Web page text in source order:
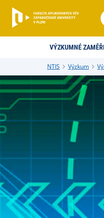
VÝZKUMNÉ
NTIS Výzkum